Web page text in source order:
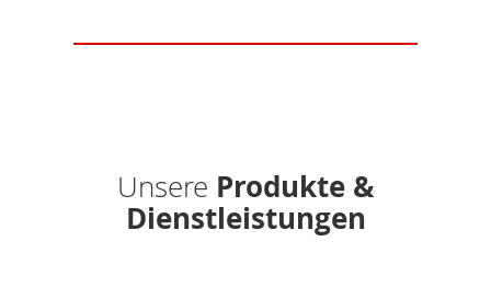
Unsere Produkte &
Dienstleistungen